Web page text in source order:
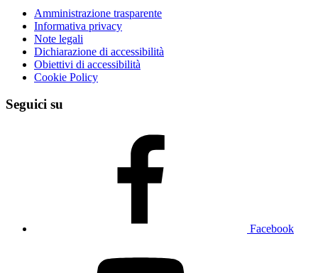
Amministrazione trasparente
Informativa privacy
Note legali
Dichiarazione di accessibilità
Obiettivi di accessibilità
Cookie Policy
Seguici su
Facebook